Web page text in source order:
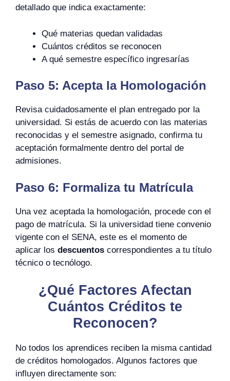
detallado que indica exactamente:
Qué materias quedan validadas
Cuántos créditos se reconocen
A qué semestre específico ingresarías
Paso 5: Acepta la Homologación
Revisa cuidadosamente el plan entregado por la
universidad. Si estás de acuerdo con las materias
reconocidas y el semestre asignado, confirma tu
aceptación formalmente dentro del portal de
admisiones.
Paso 6: Formaliza tu Matrícula
Una vez aceptada la homologación, procede con el
pago de matrícula. Si la universidad tiene convenio
vigente con el SENA, este es el momento de
aplicar los descuentos correspondientes a tu título
técnico o tecnólogo.
¿Qué Factores Afectan
Cuántos Créditos te
Reconocen?
No todos los aprendices reciben la misma cantidad
de créditos homologados. Algunos factores que
influyen directamente son: